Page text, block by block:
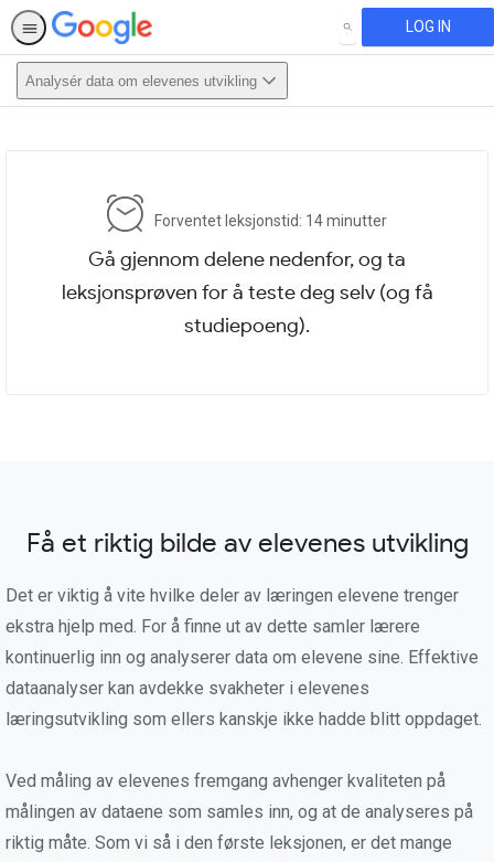
SEARCH LOG IN
Analysér data om elevenes utvikling
Forventet leksjonstid: 14 minutter
Gå gjennom delene nedenfor, og ta
leksjonsprøven for å teste deg selv (og få
studiepoeng).
Få et riktig bilde av elevenes utvikling
Det er viktig å vite hvilke deler av læringen elevene trenger
ekstra hjelp med. For å finne ut av dette samler lærere
kontinuerlig inn og analyserer data om elevene sine. Effektive
dataanalyser kan avdekke svakheter i elevenes
læringsutvikling som ellers kanskje ikke hadde blitt oppdaget.
Ved måling av elevenes fremgang avhenger kvaliteten på
målingen av dataene som samles inn, og at de analyseres på
riktig måte. Som vi så i den første leksjonen, er det mange